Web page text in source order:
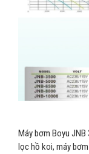
Máy bơm Boyu JNB
lọc hồ koi, máy